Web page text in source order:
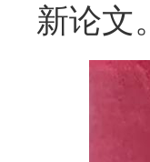
新论文。